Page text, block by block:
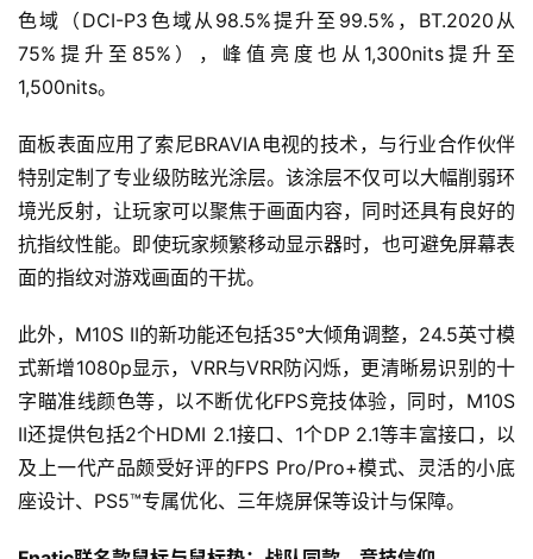
页
游
茶
原
创
色域（DCI-P3色域从98.5%提升至99.5%，BT.2020从
75%提升至85%），峰值亮度也从1,300nits提升至
1,500nits。
面板表面应用了索尼BRAVIA电视的技术，与行业合作伙伴
特别定制了专业级防眩光涂层。该涂层不仅可以大幅削弱环
境光反射，让玩家可以聚焦于画面内容，同时还具有良好的
抗指纹性能。即使玩家频繁移动显示器时，也可避免屏幕表
面的指纹对游戏画面的干扰。
此外，M10S II的新功能还包括35°大倾角调整，24.5英寸模
式新增1080p显示，VRR与VRR防闪烁，更清晰易识别的十
字瞄准线颜色等，以不断优化FPS竞技体验，同时，M10S
II还提供包括2个HDMI 2.1接口、1个DP 2.1等丰富接口，以
及上一代产品颇受好评的FPS Pro/Pro+模式、灵活的小底
座设计、PS5™专属优化、三年烧屏保等设计与保障。